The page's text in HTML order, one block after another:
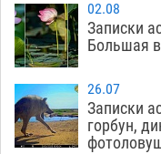
02.08
Записки
Большая
26.07
Записки
горбун,